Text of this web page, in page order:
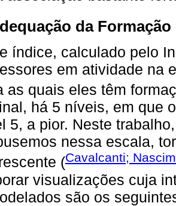
da
índice, calculado pelo
em atividade na
as quais eles têm
há 5 níveis, em que
5, a pior. Neste
nessa escala,
(Cavalcanti;
visualizações cuja
são os